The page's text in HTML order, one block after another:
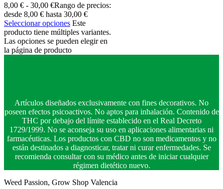
8,00 € - 30,00 €Rango de precios:
desde 8,00 € hasta 30,00 €
Seleccionar opciones Este
producto tiene múltiples variantes.
Las opciones se pueden elegir en
la página de producto
Artículos diseñados exclusivamente con fines decorativos. No
poseen efectos psicoactivos. No aptos para inhalación. Contenido de
THC por debajo del límite establecido en el Real Decreto
1729/1999. No se aconseja su uso en aplicaciones alimentarias ni
farmacéuticas. Los productos con CBD no son medicamentos y no
están destinados a diagnosticar, tratar ni curar enfermedades. Se
recomienda consultar con su médico antes de iniciar cualquier
régimen dietético nuevo.
Weed Passion, Grow Shop Valencia